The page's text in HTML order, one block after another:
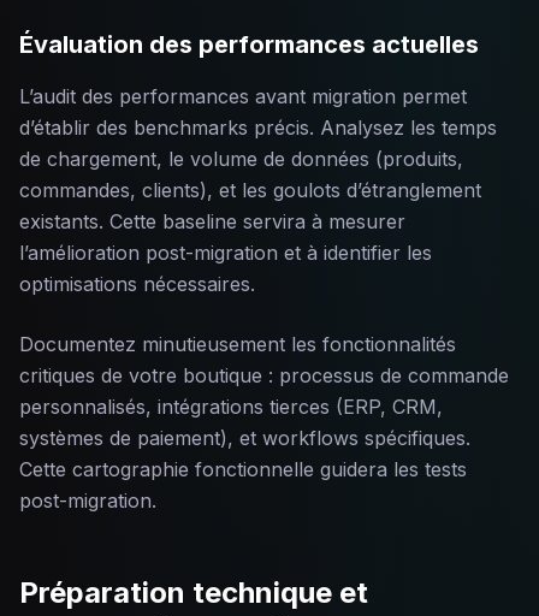
Évaluation des performances actuelles
L’audit des performances avant migration permet
d’établir des benchmarks précis. Analysez les temps
de chargement, le volume de données (produits,
commandes, clients), et les goulots d’étranglement
existants. Cette baseline servira à mesurer
l’amélioration post-migration et à identifier les
optimisations nécessaires.
Documentez minutieusement les fonctionnalités
critiques de votre boutique : processus de commande
personnalisés, intégrations tierces (ERP, CRM,
systèmes de paiement), et workflows spécifiques.
Cette cartographie fonctionnelle guidera les tests
post-migration.
Préparation technique et